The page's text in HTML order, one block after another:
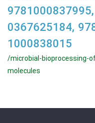
0367625184,
1000838015
/microbial-bioprocessing-
molecules